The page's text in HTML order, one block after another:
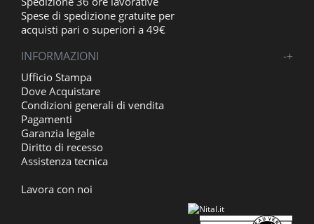
Spese di spedizione gratuite per
acquisti pari o superiori a 49€
INFORMAZIONI +
-
Ufficio Stampa
Dove Acquistare
Condizioni generali di vendita
Pagamenti
Garanzia legale
Diritto di recesso
Assistenza tecnica
Lavora con noi